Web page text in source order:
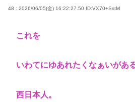
48 : 2026/06/05(金) 16:22:27.50 ID:VX70+SstM
これを
いわてにゆあれたくなぁいがあ
西日本人。